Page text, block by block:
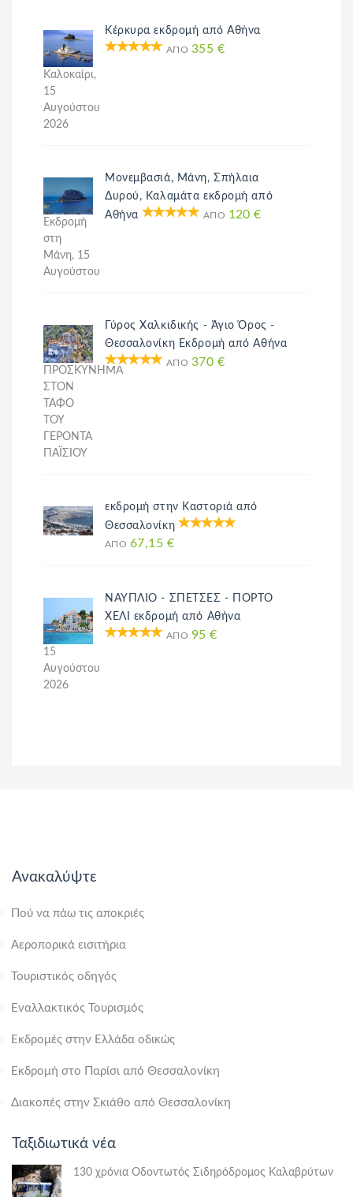
Καλοκαίρι,
15
Αυγούστου
2026
Κέρκυρα εκδρομή από Αθήνα
ΑΠΌ 355 €
Εκδρομή
στη
Μάνη, 15
Αυγούστου
Μονεμβασιά, Μάνη, Σπήλαια
Δυρού, Καλαμάτα εκδρομή από
Αθήνα
ΑΠΌ 120 €
ΠΡΟΣΚΥΝΗΜΑ
ΣΤΟΝ
ΤΑΦΟ
ΤΟΥ
ΓΕΡΟΝΤΑ
ΠΑΪΣΙΟΥ
Γύρος Χαλκιδικής - Άγιο Όρος -
Θεσσαλονίκη Εκδρομή από Αθήνα
ΑΠΌ 370 €
εκδρομή στην Καστοριά από
Θεσσαλονίκη
ΑΠΌ 67,15 €
15
Αυγούστου
2026
ΝΑΥΠΛΙΟ - ΣΠΕΤΣΕΣ - ΠΟΡΤΟ
ΧΕΛΙ εκδρομή από Αθήνα
ΑΠΌ 95 €
Ανακαλύψτε
Πού να πάω τις αποκριές
Αεροπορικά εισιτήρια
Τουριστικός οδηγός
Εναλλακτικός Τουρισμός
Εκδρομές στην Ελλάδα οδικώς
Εκδρομή στο Παρίσι από Θεσσαλονίκη
Διακοπές στην Σκιάθο από Θεσσαλονίκη
Ταξιδιωτικά νέα
130 χρόνια Οδοντωτός Σιδηρόδρομος Καλαβρύτων